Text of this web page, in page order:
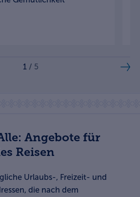
1 / 5
Angebote für
Reisen
Urlaubs-, Freizeit- und
die nach dem